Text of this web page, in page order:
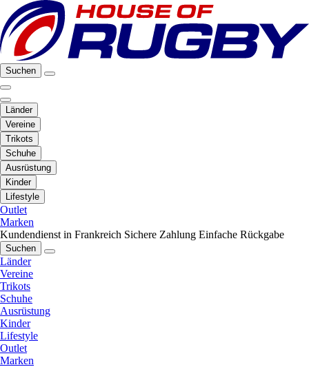
Suchen
Länder
Vereine
Trikots
Schuhe
Ausrüstung
Kinder
Lifestyle
Outlet
Marken
Kundendienst in Frankreich Sichere Zahlung Einfache Rückgabe
Suchen
Länder
Vereine
Trikots
Schuhe
Ausrüstung
Kinder
Lifestyle
Outlet
Marken